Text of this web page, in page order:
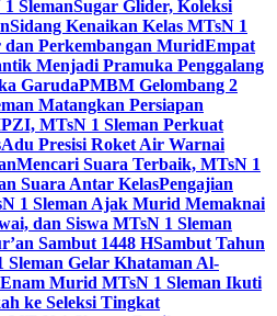
SlemanSugar Glider, Koleksi
Sidang Kenaikan Kelas MTsN 1
dan Perkembangan MuridEmpat
Menjadi Pramuka Penggalang
GarudaPMBM Gelombang 2
Matangkan Persiapan
MTsN 1 Sleman Perkuat
Adu Presisi Roket Air Warnai
Mencari Suara Terbaik, MTsN 1
Suara Antar KelasPengajian
1 Sleman Ajak Murid Memaknai
dan Siswa MTsN 1 Sleman
Sambut 1448 HSambut Tahun
Sleman Gelar Khataman Al-
Enam Murid MTsN 1 Sleman Ikuti
ke Seleksi Tingkat